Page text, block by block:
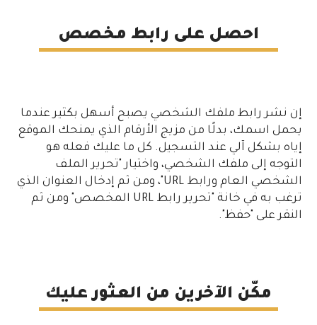
احصل على رابط مخصص
إن نشر رابط ملفك الشخصي يصبح أسهل بكثير عندما
يحمل اسمك، بدلًا من مزيج الأرقام الذي يمنحك الموقع
إياه بشكل آلي عند التسجيل. كل ما عليك فعله هو
التوجه إلى ملفك الشخصي، واختيار "تحرير الملف
الشخصي العام ورابط URL"، ومن ثم إدخال العنوان الذي
ترغب به في خانة "تحرير رابط URL المخصص" ومن ثم
النقر على "حفظ".
مكّن الآخرين من العثور عليك